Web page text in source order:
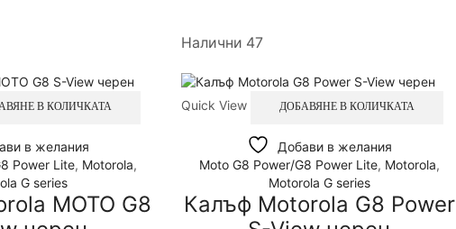
В КОЛИЧКАТА
в желания
Power Lite, Motorola,
G series
MOTO G8
Налични 47
Quick View ДОБАВЯНЕ В КОЛИЧКАТА
Добави в желания
Moto G8 Power/G8 Power Lite, Motorola,
Motorola G series
Калъф Motorola G8 Power